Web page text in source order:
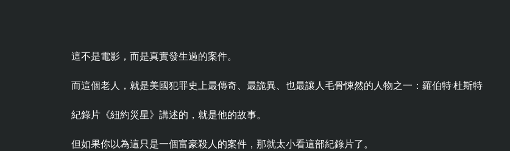
這不是電影，而是真實發生過的案件。
而這個老人，就是美國犯罪史上最傳奇、最詭異、也最讓人毛骨悚然的人物之一：羅伯特·杜斯特
紀錄片《紐約災星》講述的，就是他的故事。
但如果你以為這只是一個富豪殺人的案件，那就太小看這部紀錄片了。